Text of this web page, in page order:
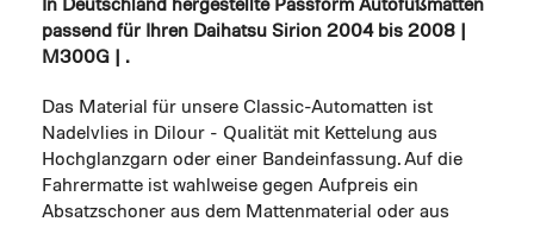
In Deutschland hergestellte Passform Autofußmatten
passend für Ihren Daihatsu Sirion 2004 bis 2008 |
M300G | .
Das Material für unsere Classic-Automatten ist
Nadelvlies in Dilour - Qualität mit Kettelung aus
Hochglanzgarn oder einer Bandeinfassung. Auf die
Fahrermatte ist wahlweise gegen Aufpreis ein
Absatzschoner aus dem Mattenmaterial oder aus